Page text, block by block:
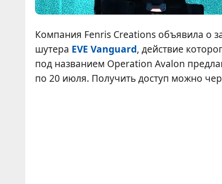
Компания Fenris Creations объявила о
шутера EVE Vanguard, действие
под названием Operation Avalon
по 20 июля. Получить доступ можно